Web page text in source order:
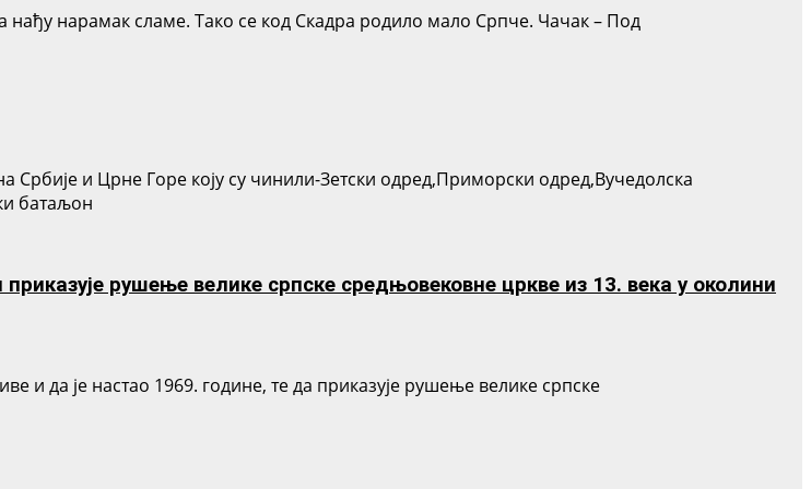
нарамак сламе. Тако се код Скадра родило мало Српче. Чачак – Под
и Црне Горе коју су чинили-Зетски одред,Приморски одред,Вучедолска
батаљон
рушење велике српске средњовековне цркве из 13. века у околини
и да је настао 1969. године, те да приказује рушење велике српске